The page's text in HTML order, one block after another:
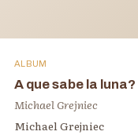
ALBUM
A que sabe la luna?
Michael Grejniec
Michael Grejniec